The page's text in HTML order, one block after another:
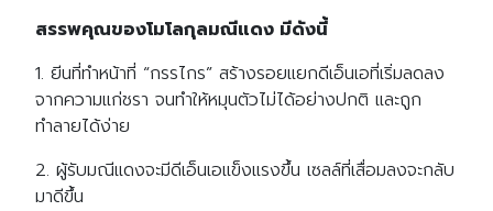
สรรพคุณของโมโลกุลมณีแดง มีดังนี้
1. ยีนที่ทำหน้าที่ “กรรไกร” สร้างรอยแยกดีเอ็นเอที่เริ่มลดลง
จากความแก่ชรา จนทำให้หมุนตัวไม่ได้อย่างปกติ และถูก
ทำลายได้ง่าย
2. ผู้รับมณีแดงจะมีดีเอ็นเอแข็งแรงขึ้น เซลล์ที่เสื่อมลงจะกลับ
มาดีขึ้น